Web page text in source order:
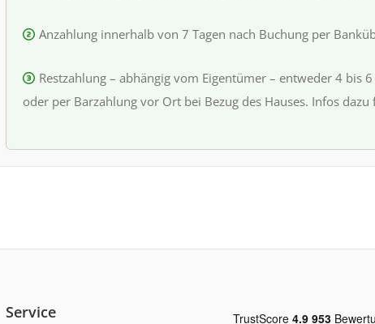
Anzahlung innerhalb von 7 Tagen nach Buchung per
Restzahlung – abhängig vom Eigentümer – entweder 4 bis
oder per Barzahlung vor Ort bei Bezug des Hauses. Infos
Service